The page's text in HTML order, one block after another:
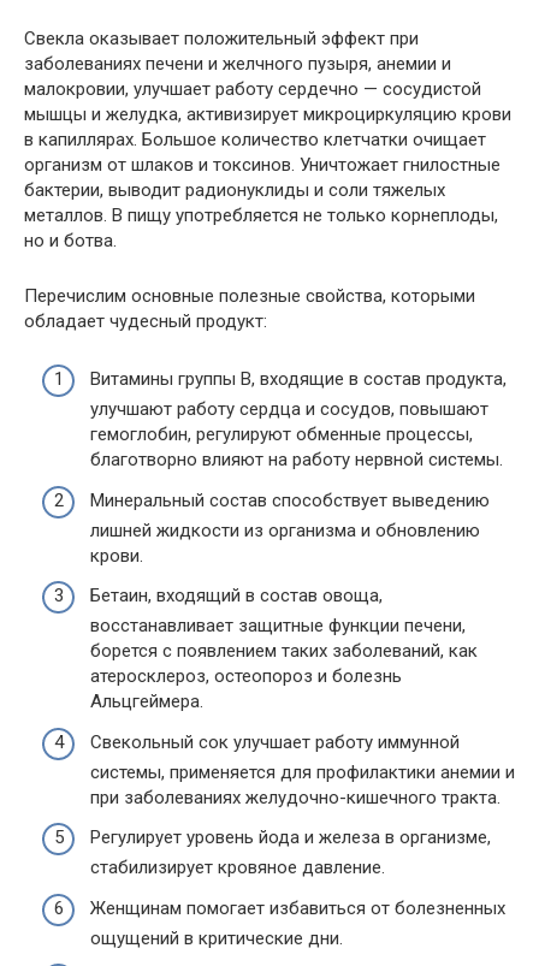
Свекла оказывает положительный эффект при
заболеваниях печени и желчного пузыря, анемии и
малокровии, улучшает работу сердечно — сосудистой
мышцы и желудка, активизирует микроциркуляцию крови
в капиллярах. Большое количество клетчатки очищает
организм от шлаков и токсинов. Уничтожает гнилостные
бактерии, выводит радионуклиды и соли тяжелых
металлов. В пищу употребляется не только корнеплоды,
но и ботва.
Перечислим основные полезные свойства, которыми
обладает чудесный продукт:
Витамины группы В, входящие в состав продукта,
улучшают работу сердца и сосудов, повышают
гемоглобин, регулируют обменные процессы,
благотворно влияют на работу нервной системы.
Минеральный состав способствует выведению
лишней жидкости из организма и обновлению
крови.
Бетаин, входящий в состав овоща,
восстанавливает защитные функции печени,
борется с появлением таких заболеваний, как
атеросклероз, остеопороз и болезнь
Альцгеймера.
Свекольный сок улучшает работу иммунной
системы, применяется для профилактики анемии и
при заболеваниях желудочно-кишечного тракта.
Регулирует уровень йода и железа в организме,
стабилизирует кровяное давление.
Женщинам помогает избавиться от болезненных
ощущений в критические дни.